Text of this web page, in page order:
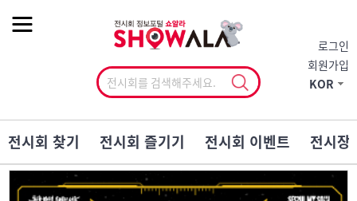
로그인
회원가입
KOR
전시회 찾기 전시회 즐기기 전시회 이벤트 전시장